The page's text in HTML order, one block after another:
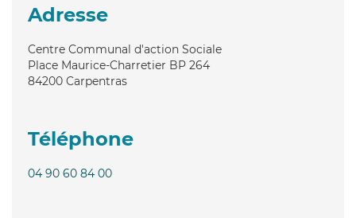
Adresse
Centre Communal d'action Sociale
Place Maurice-Charretier BP 264
84200 Carpentras
Téléphone
04 90 60 84 00